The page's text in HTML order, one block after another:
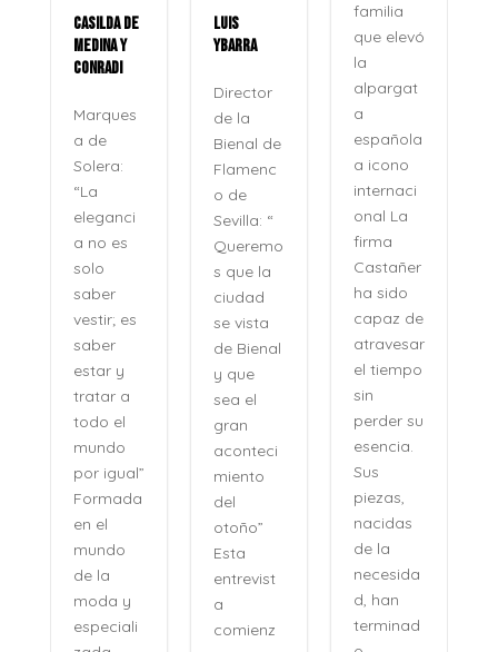
CASILDA DE
MEDINA Y
CONRADI
Marques
a de
Solera:
“La
eleganci
a no es
solo
saber
vestir; es
saber
estar y
tratar a
todo el
mundo
por igual”
Formada
en el
mundo
de la
moda y
especiali
LUIS
YBARRA
Director
de la
Bienal de
Flamenc
o de
Sevilla: “
Queremo
s que la
ciudad
se vista
de Bienal
y que
sea el
gran
aconteci
miento
del
otoño”
Esta
entrevist
a
comienz
familia
que elevó
la
alpargat
a
española
a icono
internaci
onal La
firma
Castañer
ha sido
capaz de
atravesar
el tiempo
sin
perder su
esencia.
Sus
piezas,
nacidas
de la
necesida
d, han
terminad